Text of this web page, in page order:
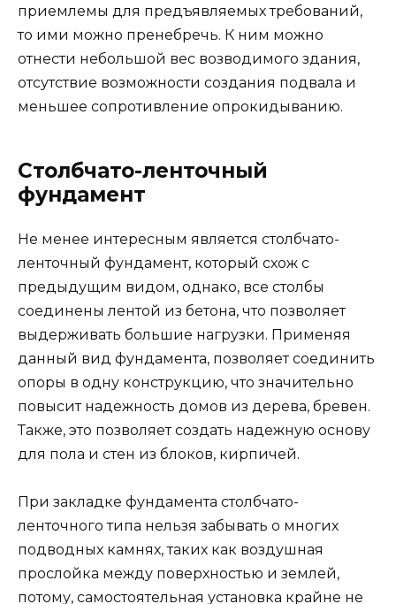
приемлемы для предъявляемых требований,
то ими можно пренебречь. К ним можно
отнести небольшой вес возводимого здания,
отсутствие возможности создания подвала и
меньшее сопротивление опрокидыванию.
Столбчато-ленточный
фундамент
Не менее интересным является столбчато-
ленточный фундамент, который схож с
предыдущим видом, однако, все столбы
соединены лентой из бетона, что позволяет
выдерживать большие нагрузки. Применяя
данный вид фундамента, позволяет соединить
опоры в одну конструкцию, что значительно
повысит надежность домов из дерева, бревен.
Также, это позволяет создать надежную основу
для пола и стен из блоков, кирпичей.
При закладке фундамента столбчато-
ленточного типа нельзя забывать о многих
подводных камнях, таких как воздушная
прослойка между поверхностью и землей,
потому, самостоятельная установка крайне не